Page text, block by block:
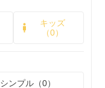
キッズ
（0）
シンプル（0）